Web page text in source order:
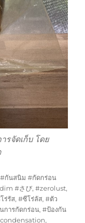
รจัดเก็บ โดย
กันสนิม #กัดกร่อน
#さび,#zerolust,
ร่รัส,#ซีโร่ลัส,#ตัว
การกัดกร่อน,#ป้องกัน
condensation,